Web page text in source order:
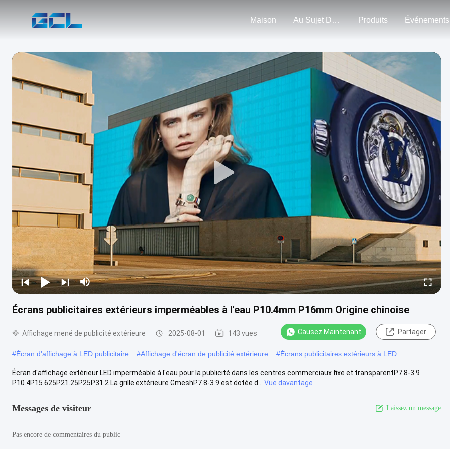
Maison Au Sujet De Nous Produits Événements
Écrans publicitaires extérieurs imperméables à l'eau P10.4mm P16mm Origine chinoise
Affichage mené de publicité extérieure 2025-08-01 143 vues Causez Maintenant Partager
#Écran d'affichage à LED publicitaire #Affichage d'écran de publicité extérieure #Écrans publicitaires extérieurs à LED
Écran d'affichage extérieur LED imperméable à l'eau pour la publicité dans les centres commerciaux fixe et transparentP7.8-3.9
P10.4P15.625P21.25P25P31.2 La grille extérieure GmeshP7.8-3.9 est dotée d...
Vue davantage
Messages de visiteur Laissez un message
Pas encore de commentaires du public